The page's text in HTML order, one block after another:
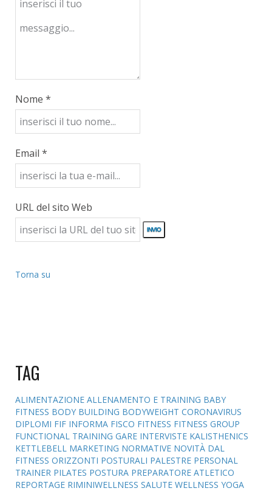
Nome *
Email *
URL del sito Web
Torna su
TAG
ALIMENTAZIONE ALLENAMENTO E TRAINING BABY
FITNESS BODY BUILDING BODYWEIGHT CORONAVIRUS
DIPLOMI FIF INFORMA FISCO FITNESS FITNESS GROUP
FUNCTIONAL TRAINING GARE INTERVISTE KALISTHENICS
KETTLEBELL MARKETING NORMATIVE NOVITÀ DAL
FITNESS ORIZZONTI POSTURALI PALESTRE PERSONAL
TRAINER PILATES POSTURA PREPARATORE ATLETICO
REPORTAGE RIMINIWELLNESS SALUTE WELLNESS YOGA